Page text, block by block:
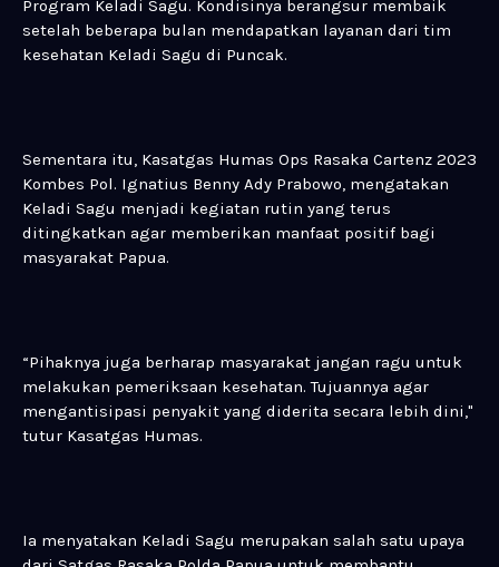
Program Keladi Sagu. Kondisinya berangsur membaik
setelah beberapa bulan mendapatkan layanan dari tim
kesehatan Keladi Sagu di Puncak.
Sementara itu, Kasatgas Humas Ops Rasaka Cartenz 2023
Kombes Pol. Ignatius Benny Ady Prabowo, mengatakan
Keladi Sagu menjadi kegiatan rutin yang terus
ditingkatkan agar memberikan manfaat positif bagi
masyarakat Papua.
“Pihaknya juga berharap masyarakat jangan ragu untuk
melakukan pemeriksaan kesehatan. Tujuannya agar
mengantisipasi penyakit yang diderita secara lebih dini,"
tutur Kasatgas Humas.
Ia menyatakan Keladi Sagu merupakan salah satu upaya